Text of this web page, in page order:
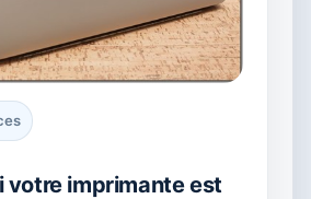
votre imprimante est